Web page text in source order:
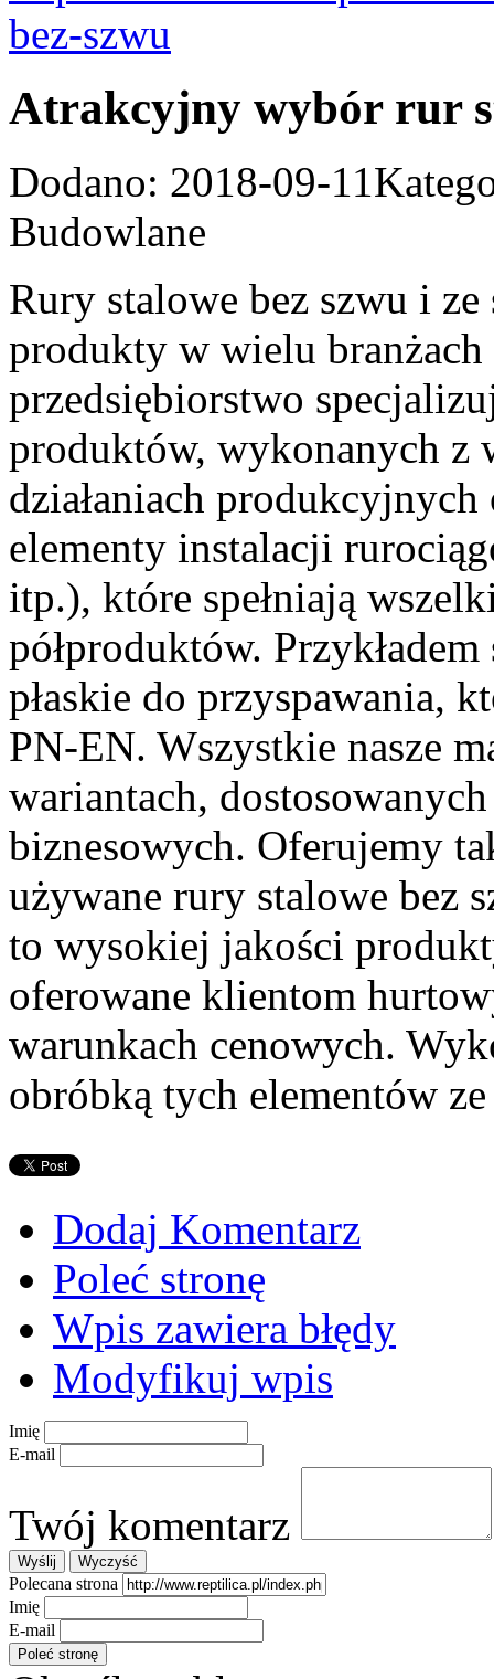
Atrakcyjny wybór rur
Dodano: 2018-09-11
Budowlane
Rury stalowe bez szwu i
produkty w wielu branżach
przedsiębiorstwo
produktów, wykonanych z
działaniach
elementy instalacji
itp.), które spełniają
półproduktów.
płaskie do przyspawania,
PN-EN. Wszystkie nasze
wariantach,
biznesowych. Oferujemy
używane rury stalowe bez
to wysokiej jakości
oferowane klientom
warunkach cenowych.
obróbką tych elementów
Dodaj Komentarz
Poleć stronę
Wpis zawiera błędy
Modyfikuj wpis
Imię
E-mail
Twój komentarz
Polecana strona
Imię
E-mail